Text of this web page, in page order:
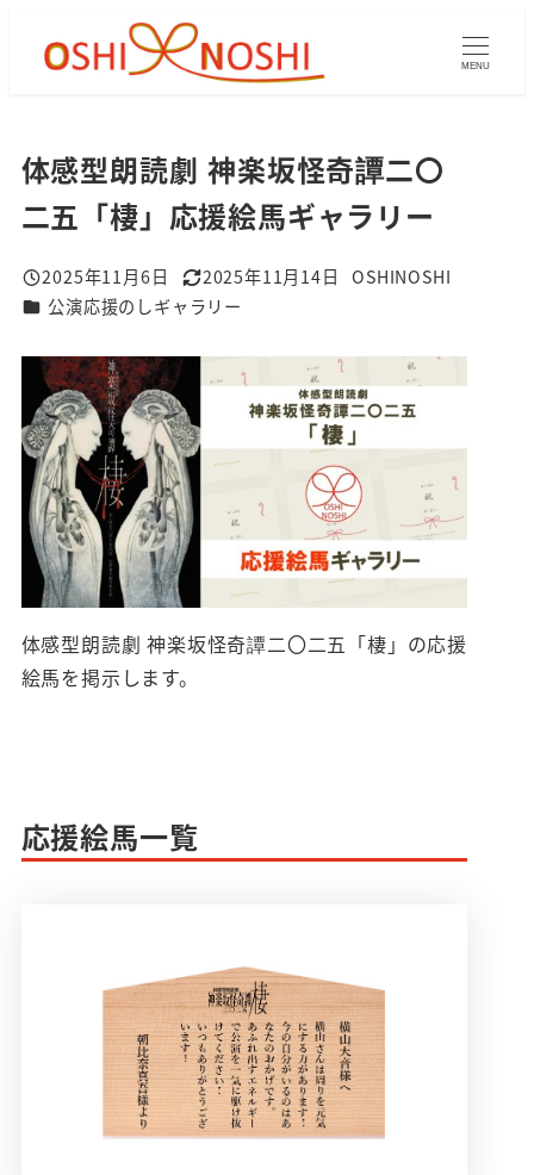
ン
テ
ン
へ
動
MENU
体感型朗読劇 神楽坂怪奇譚二〇
二五​​「棲」応援絵馬ギャラリー
投稿日
2025年11月6日
更新日
2025年11月14日
著
OSHINOSHI
ギャラリーカテゴリ
公演応援のしギャラリー
体感型朗読劇 神楽坂怪奇譚二〇二五​​「棲」の応援
絵馬を掲示します。
応援絵馬一覧